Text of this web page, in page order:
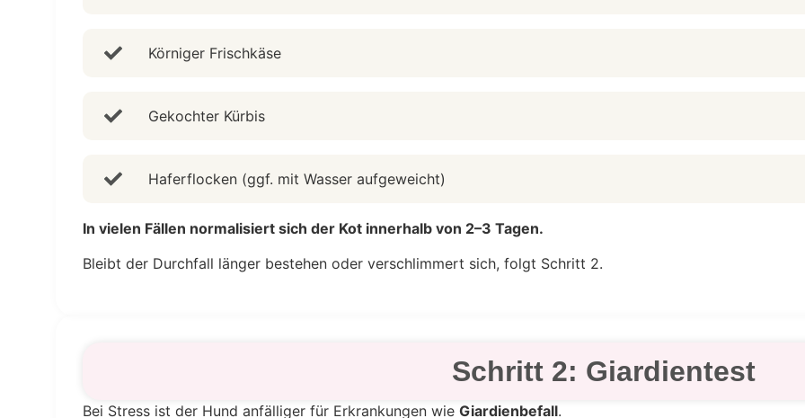
Körniger Frischkäse
Gekochter Kürbis
Haferflocken (ggf. mit Wasser aufgeweicht)
In vielen Fällen normalisiert sich der Kot innerhalb von 2–3 Tagen.
Bleibt der Durchfall länger bestehen oder verschlimmert sich, folgt Schritt 2.
Schritt 2: Giardientest
Bei Stress ist der Hund anfälliger für Erkrankungen wie Giardienbefall.